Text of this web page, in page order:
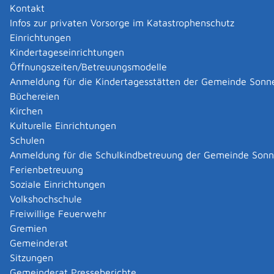
Kontakt
Infos zur privaten Vorsorge im Katastrophenschutz
Einrichtungen
Kindertageseinrichtungen
Öffnungszeiten/Betreuungsmodelle
Anmeldung für die Kindertagesstätten der Gemeinde
Büchereien
Kirchen
Kulturelle Einrichtungen
Schulen
Anmeldung für die Schulkindbetreuung der Gemeinde
Ferienbetreuung
Soziale Einrichtungen
Volkshochschule
Freiwillige Feuerwehr
Gremien
Gemeinderat
Sitzungen
Zu Werbeanlagen zählen beispielsweise Schilder,
Beschriftungen, Lichtwerbung und Schaukästen. Sie
sind vom öffentlichen Verkehrsraum aus sichtbar.
Zuständige Stelle
die untere Baurechtsbehörde
Untere Baurechtsbehörde ist, je nach Bezirk, in dem Sie
die Werbeanlage aufstellen wollen, die Gemeinde-
beziehungsweise Stadtverwaltung oder das
Landratsamt.
Landratsamt Reutlingen
Leistungsdetails
Voraussetzungen
Ansichtsfläche größer als 1 Quadratmeter ist und